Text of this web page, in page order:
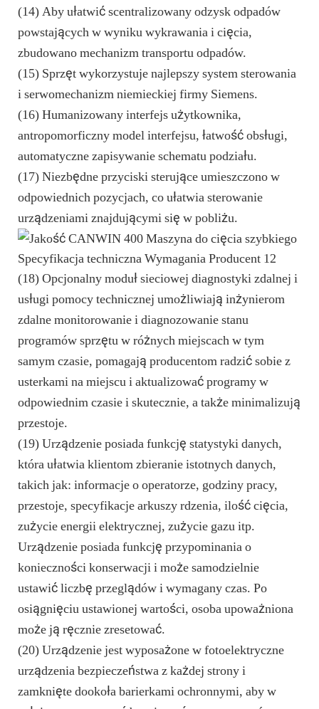
(14) Aby ułatwić scentralizowany odzysk odpadów
powstających w wyniku wykrawania i cięcia,
zbudowano mechanizm transportu odpadów.
(15) Sprzęt wykorzystuje najlepszy system sterowania
i serwomechanizm niemieckiej firmy Siemens.
(16) Humanizowany interfejs użytkownika,
antropomorficzny model interfejsu, łatwość obsługi,
automatyczne zapisywanie schematu podziału.
(17) Niezbędne przyciski sterujące umieszczono w
odpowiednich pozycjach, co ułatwia sterowanie
urządzeniami znajdującymi się w pobliżu.
(18) Opcjonalny moduł sieciowej diagnostyki zdalnej i
usługi pomocy technicznej umożliwiają inżynierom
zdalne monitorowanie i diagnozowanie stanu
programów sprzętu w różnych miejscach w tym
samym czasie, pomagają producentom radzić sobie z
usterkami na miejscu i aktualizować programy w
odpowiednim czasie i skutecznie, a także minimalizują
przestoje.
(19) Urządzenie posiada funkcję statystyki danych,
która ułatwia klientom zbieranie istotnych danych,
takich jak: informacje o operatorze, godziny pracy,
przestoje, specyfikacje arkuszy rdzenia, ilość cięcia,
zużycie energii elektrycznej, zużycie gazu itp.
Urządzenie posiada funkcję przypominania o
konieczności konserwacji i może samodzielnie
ustawić liczbę przeglądów i wymagany czas. Po
osiągnięciu ustawionej wartości, osoba upoważniona
może ją ręcznie zresetować.
(20) Urządzenie jest wyposażone w fotoelektryczne
urządzenia bezpieczeństwa z każdej strony i
zamknięte dookoła barierkami ochronnymi, aby w